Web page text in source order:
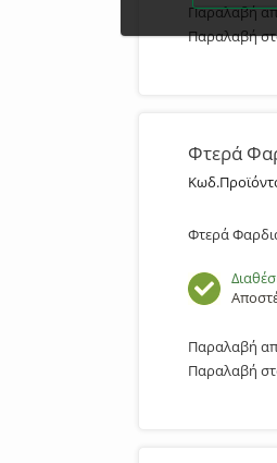
Παραλαβή
Παραλαβή
Φτερά
Φτερά
Παραλαβή
Παραλαβή